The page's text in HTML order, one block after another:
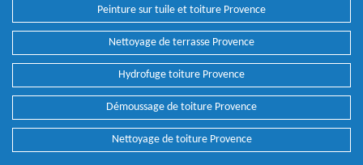
Peinture sur tuile et toiture Provence
Nettoyage de terrasse Provence
Hydrofuge toiture Provence
Démoussage de toiture Provence
Nettoyage de toiture Provence